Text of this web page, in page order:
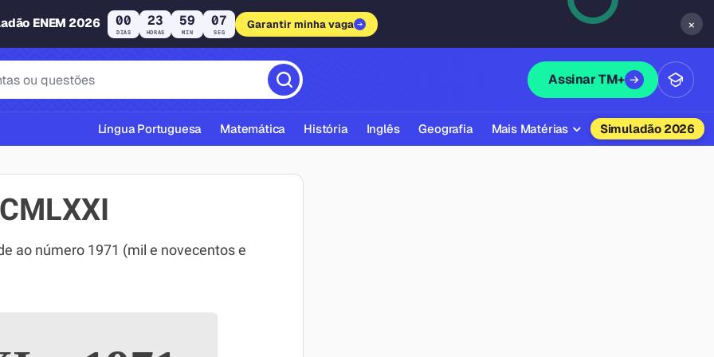
ENEM 2026 00
DIAS
23
HORAS
59
MIN
06
SEG
Garantir minha vaga ×
Assinar TM+
ABNT
Língua Portuguesa Matemática História Inglês Geografia Mais Matérias Simuladão 2026
ao número 1971 (mil e novecentos e